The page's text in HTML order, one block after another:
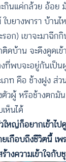
ะกินแค่กล้วย อ้อ
ใบยางพารา บ้าน
อก) เขาจะมาฉีก
บ้าน จะดึงดูดเข้
ที่พบจะอยู่กันเป็
เภท คือ ช้างฝูง ส่
วผู้ หรือช้างตกมั
ห็นได้
ใหญ่ก็อยากเข้าไป
กือบถึงชีวิตนี้ เพร
างความเข้าใจกับ